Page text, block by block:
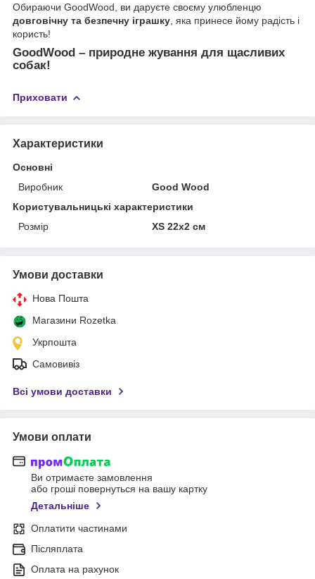
Обираючи GoodWood, ви даруєте своєму улюбленцю
довговічну та безпечну іграшку , яка принесе йому радість і
користь!
GoodWood – природне жування для щасливих
собак!
Приховати
Характеристики
Основні
Виробник
Good Wood
Користувальницькі характеристики
Розмір
XS 22х2 см
Умови доставки
Нова Пошта
Магазини Rozetka
Укрпошта
Самовивіз
Всі умови доставки
Умови оплати
Ви отримаєте замовлення
або гроші повернуться на вашу картку
Детальніше
Оплатити частинами
Післяплата
Оплата на рахунок